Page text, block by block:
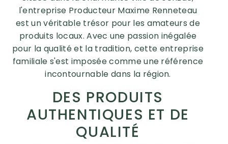
l'entreprise Producteur Maxime Renneteau
est un véritable trésor pour les amateurs de
produits locaux. Avec une passion inégalée
pour la qualité et la tradition, cette entreprise
familiale s'est imposée comme une référence
incontournable dans la région.
DES PRODUITS
AUTHENTIQUES ET DE
QUALITÉ